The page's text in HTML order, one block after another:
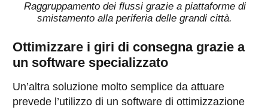
Raggruppamento dei flussi grazie a piattaforme di
smistamento alla periferia delle grandi città.
Ottimizzare i giri di consegna grazie a
un software specializzato
Un’altra soluzione molto semplice da attuare
prevede l’utilizzo di un software di ottimizzazione